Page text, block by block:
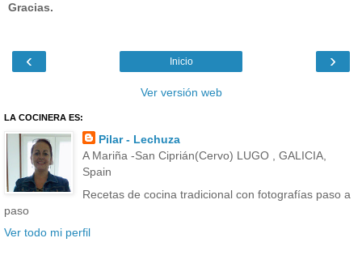
Gracias.
‹ ›
Inicio
Ver versión web
LA COCINERA ES:
Pilar - Lechuza
A Mariña -San Ciprián(Cervo) LUGO , GALICIA,
Spain
Recetas de cocina tradicional con fotografías paso a
paso
Ver todo mi perfil